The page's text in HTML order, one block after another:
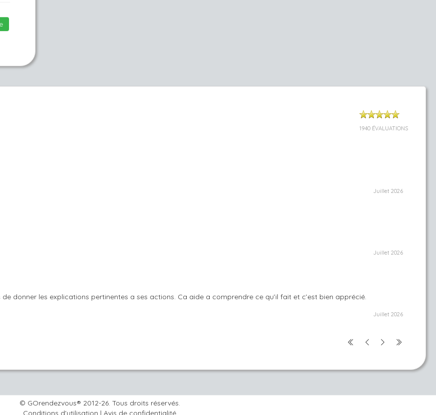
1940 ÉVALUATIONS
Juillet 2026
Juillet 2026
donner les explications pertinentes a ses actions. Ca aide a comprendre ce qu’il fait et c’est bien apprécié.
Juillet 2026
© GOrendezvous® 2012-26. Tous droits réservés.
Conditions d'utilisation | Avis de confidentialité